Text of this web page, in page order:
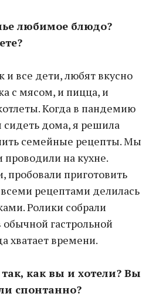
любимое блюдо?
все дети, любят вкусно
с мясом, и пицца, и
Когда в пандемию
дома, я решила
семейные рецепты. Мы
на кухне.
пробовали приготовить
рецептами делилась
Ролики собрали
гастрольной
хватает времени.
как вы и хотели? Вы
спонтанно?